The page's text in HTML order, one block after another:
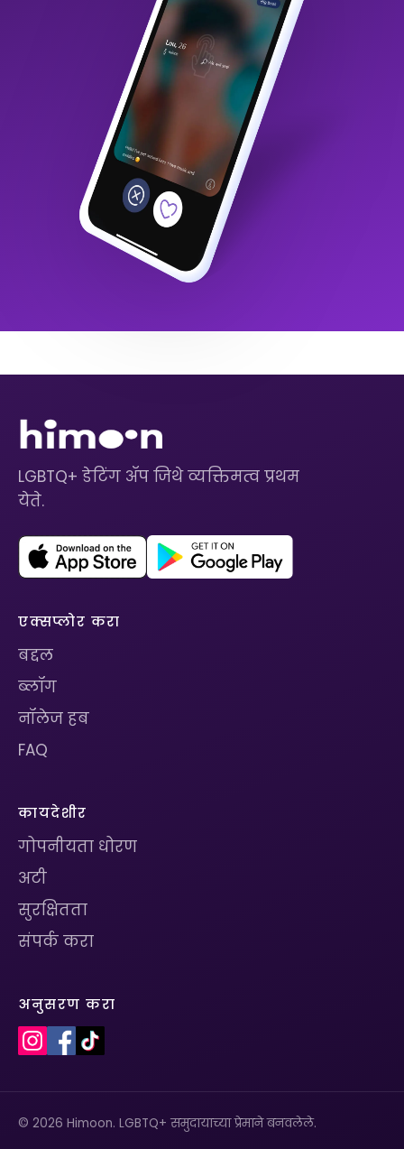
LGBTQ+ डेटिंग ॲप जिथे व्यक्तिमत्व प्रथम
येते.
एक्सप्लोर करा
बद्दल
ब्लॉग
नॉलेज हब
FAQ
कायदेशीर
गोपनीयता धोरण
अटी
सुरक्षितता
संपर्क करा
अनुसरण करा
© 2026 Himoon. LGBTQ+ समुदायाच्या प्रेमाने बनवलेले.